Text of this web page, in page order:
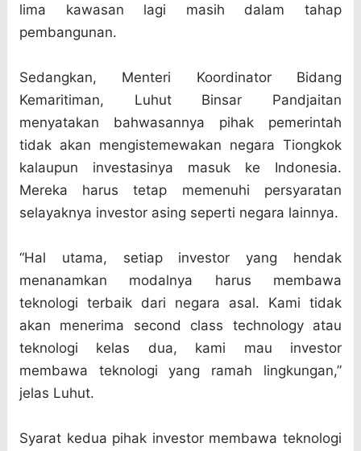
lima kawasan lagi masih dalam tahap
pembangunan.
Sedangkan, Menteri Koordinator Bidang
Kemaritiman, Luhut Binsar Pandjaitan
menyatakan bahwasannya pihak pemerintah
tidak akan mengistemewakan negara Tiongkok
kalaupun investasinya masuk ke Indonesia.
Mereka harus tetap memenuhi persyaratan
selayaknya investor asing seperti negara lainnya.
“Hal utama, setiap investor yang hendak
menanamkan modalnya harus membawa
teknologi terbaik dari negara asal. Kami tidak
akan menerima second class technology atau
teknologi kelas dua, kami mau investor
membawa teknologi yang ramah lingkungan,”
jelas Luhut.
Syarat kedua pihak investor membawa teknologi